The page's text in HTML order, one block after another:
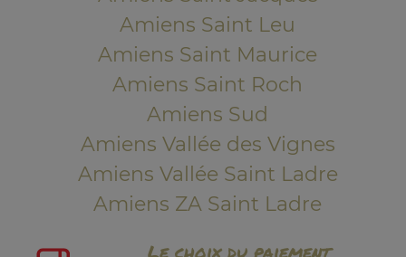
Amiens Saint Leu
Amiens Saint Maurice
Amiens Saint Roch
Amiens Sud
Amiens Vallée des Vignes
Amiens Vallée Saint Ladre
Amiens ZA Saint Ladre
Le choix du paiement